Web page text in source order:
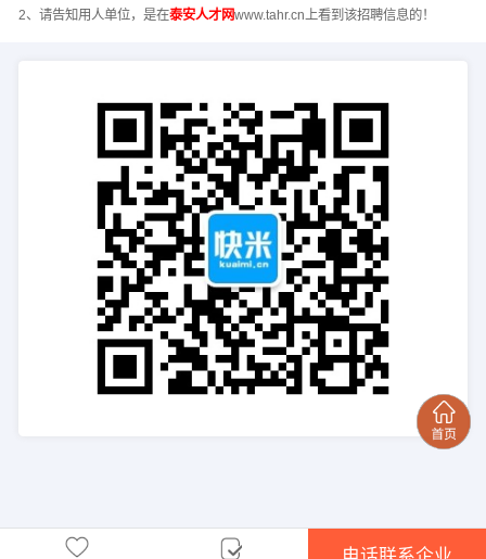
2、请告知用人单位，是在泰安人才网www.tahr.cn上看到该招聘信息的！